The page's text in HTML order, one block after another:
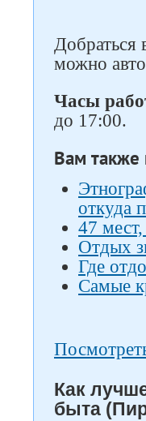
Добраться
можно
Часы
до 17:00.
Вам также
откуда
47
Отдых
Где
Самые
Как
быта